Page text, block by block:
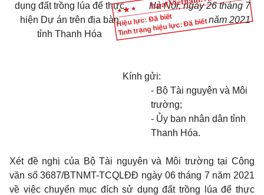
Hiệu lực: Đã biết
Tình trạng hiệu lực: Đã biết
dụng đấttrồng lúa để thực
hiện Dự án trên địa bàn
tỉnh Thanh Hóa
Hà Nội, ngày 26 tháng 7
năm 2021
Kính gửi:
- Bộ Tài nguyên và Môi
trường;
- Ủy ban nhân dân tỉnh
Thanh Hóa.
­Xét đề nghị của Bộ Tài nguyên và Môi trường tại Công
văn số 3687/BTNMT-TCQLĐĐ ngày 06 tháng 7 năm 2021
về việcchuyển mục đích sử dụng đất trồng lúa để thực